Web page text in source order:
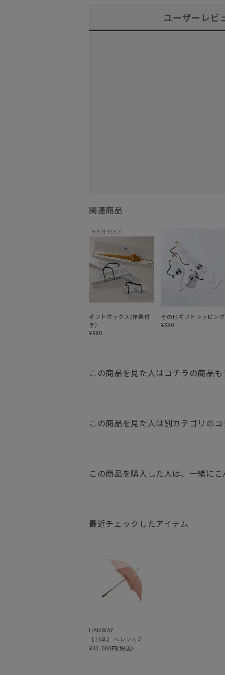
ユーザーレビ
関連商品
ギフトボックス(作業付
き)
¥880
その他ギフトラッピング
¥330
この商品を見た人はコチラの商品
この商品を見た人は別カテゴリの
この商品を購入した人は、一緒に
最近チェックしたアイテム
HANWAY
【日傘】 ヘレンカミンスキー（HELEN KAMINSKI） X ハンウェイ (HANWAY) コラボ プロヴァンスタイプ 麻無地 ラフィアコード 長傘 竹手元 純パラソル
¥33,000円(税込)